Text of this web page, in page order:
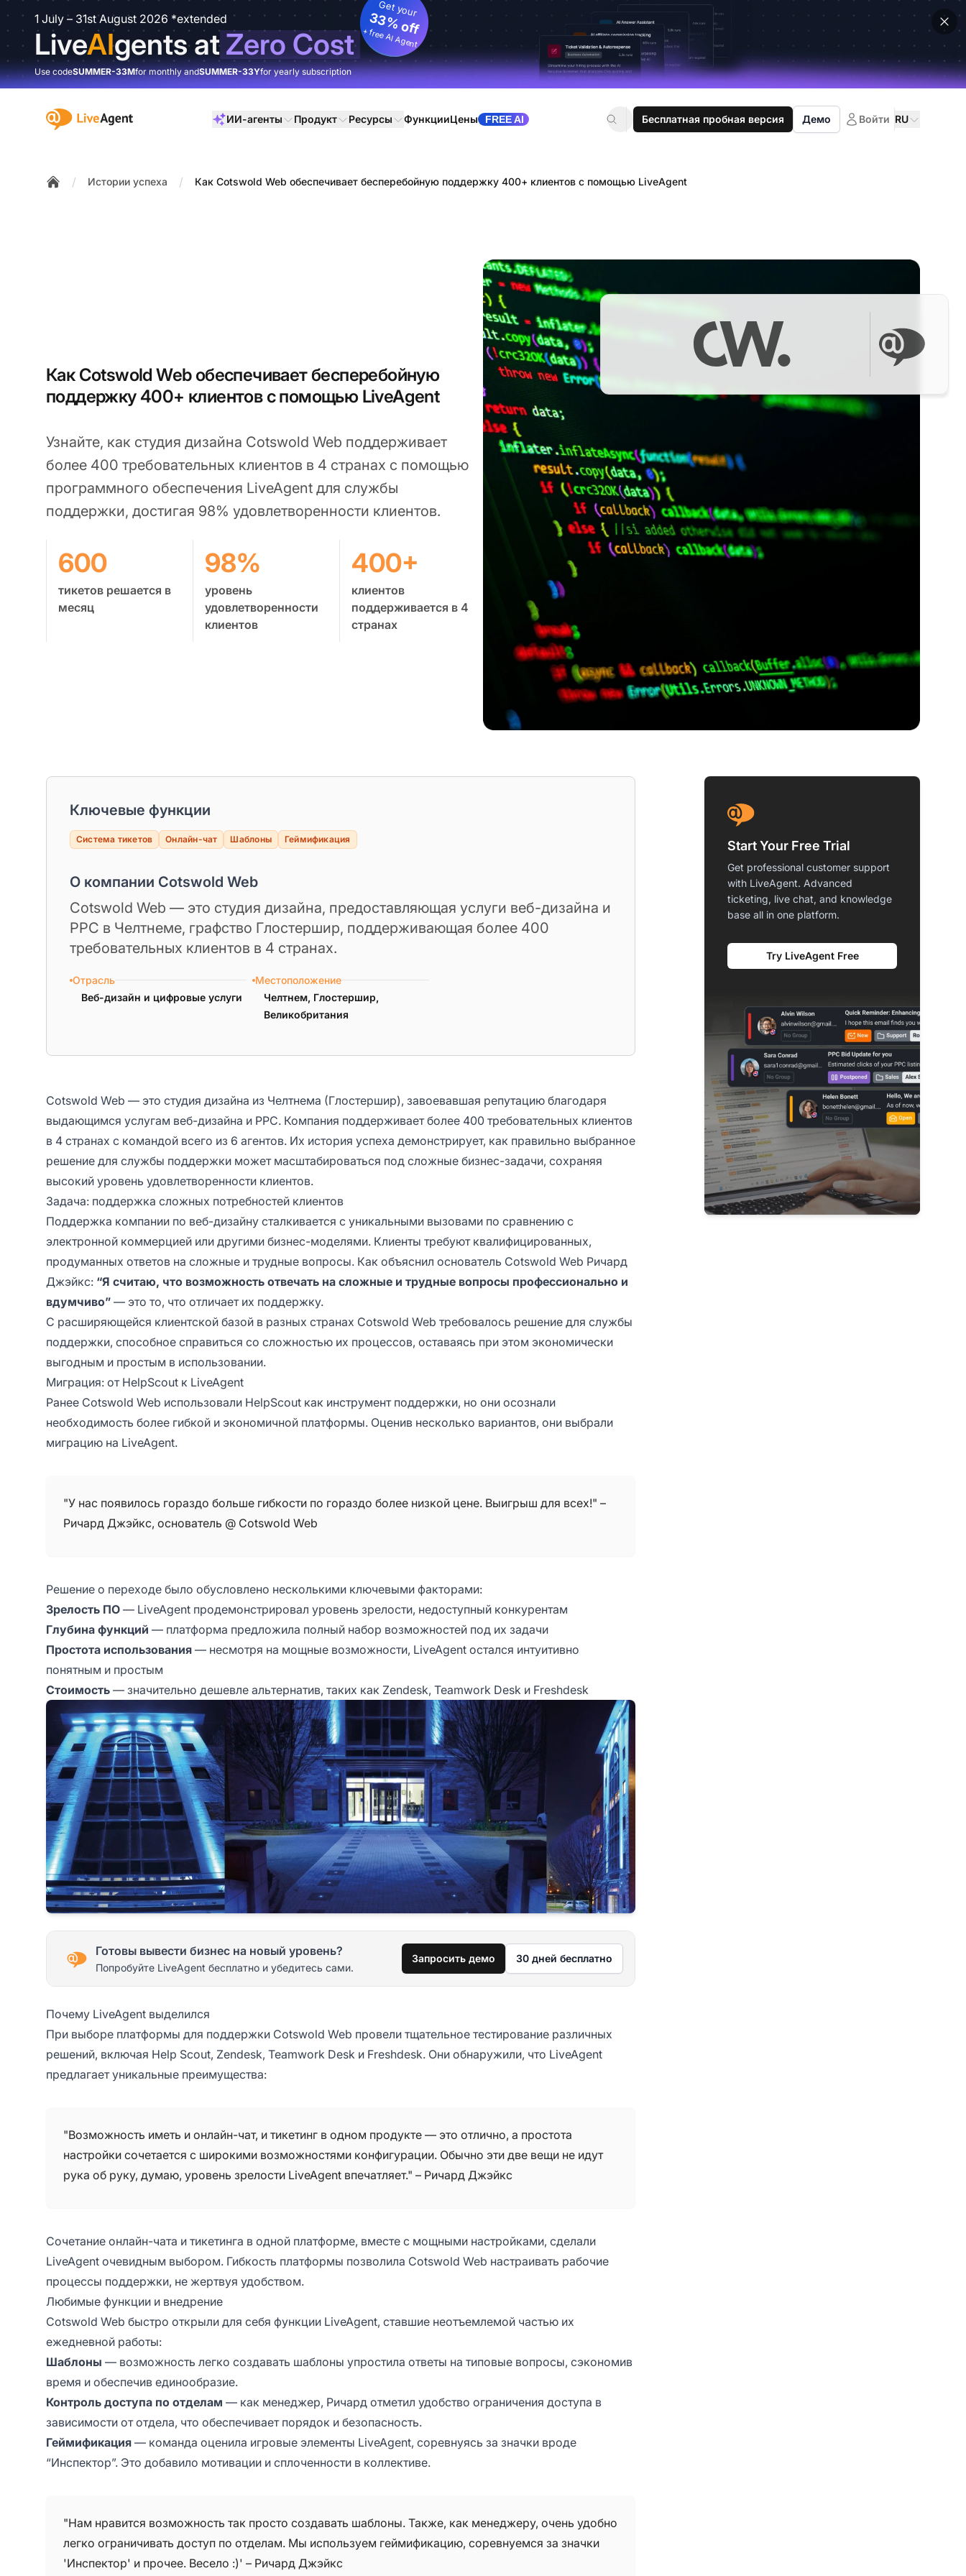
1 July – 31st August 2026 *extended
LiveAIgents atZero Cost
Get your
33% off
+ free AI Agent
Use codeSUMMER-33Mfor monthly andSUMMER-33Yfor yearly subscription
:site.title ИИ-агенты Продукт Ресурсы ФункцииЦены FREE AI Бесплатная пробная версия Демо Войти RU
/ Истории успеха / Как Cotswold Web обеспечивает бесперебойную поддержку 400+ клиентов с помощью LiveAgent
Как Cotswold Web обеспечивает бесперебойную
поддержку 400+ клиентов с помощью LiveAgent
Узнайте, как студия дизайна Cotswold Web поддерживает
более 400 требовательных клиентов в 4 странах с помощью
программного обеспечения LiveAgent для службы
поддержки, достигая 98% удовлетворенности клиентов.
600
тикетов решается в
месяц
98%
уровень
удовлетворенности
клиентов
400+
клиентов
поддерживается в 4
странах
Ключевые функции
Система тикетов Онлайн-чат Шаблоны Геймификация
О компании Cotswold Web
Cotswold Web — это студия дизайна, предоставляющая услуги веб-дизайна и
PPC в Челтнеме, графство Глостершир, поддерживающая более 400
требовательных клиентов в 4 странах.
Отрасль
Веб-дизайн и цифровые услуги
Местоположение
Челтнем, Глостершир,
Великобритания
Cotswold Web — это студия дизайна из Челтнема (Глостершир), завоевавшая репутацию благодаря
выдающимся услугам веб-дизайна и PPC. Компания поддерживает более 400 требовательных клиентов
в 4 странах с командой всего из 6 агентов. Их история успеха демонстрирует, как правильно выбранное
решение для службы поддержки может масштабироваться под сложные бизнес-задачи, сохраняя
высокий уровень удовлетворенности клиентов.
Задача: поддержка сложных потребностей клиентов
Поддержка компании по веб-дизайну сталкивается с уникальными вызовами по сравнению с
электронной коммерцией или другими бизнес-моделями. Клиенты требуют квалифицированных,
продуманных ответов на сложные и трудные вопросы. Как объяснил основатель Cotswold Web Ричард
Джэйкс: “Я считаю, что возможность отвечать на сложные и трудные вопросы профессионально и
вдумчиво” — это то, что отличает их поддержку.
С расширяющейся клиентской базой в разных странах Cotswold Web требовалось решение для службы
поддержки, способное справиться со сложностью их процессов, оставаясь при этом экономически
выгодным и простым в использовании.
Миграция: от HelpScout к LiveAgent
Ранее Cotswold Web использовали HelpScout как инструмент поддержки, но они осознали
необходимость более гибкой и экономичной платформы. Оценив несколько вариантов, они выбрали
миграцию на LiveAgent.
"У нас появилось гораздо больше гибкости по гораздо более низкой цене. Выигрыш для всех!" –
Ричард Джэйкс, основатель @ Cotswold Web
Решение о переходе было обусловлено несколькими ключевыми факторами:
Зрелость ПО — LiveAgent продемонстрировал уровень зрелости, недоступный конкурентам
Глубина функций — платформа предложила полный набор возможностей под их задачи
Простота использования — несмотря на мощные возможности, LiveAgent остался интуитивно
понятным и простым
Стоимость — значительно дешевле альтернатив, таких как Zendesk, Teamwork Desk и Freshdesk
Готовы вывести бизнес на новый уровень?
Попробуйте LiveAgent бесплатно и убедитесь сами.
Запросить демо 30 дней бесплатно
Почему LiveAgent выделился
При выборе платформы для поддержки Cotswold Web провели тщательное тестирование различных
решений, включая Help Scout, Zendesk, Teamwork Desk и Freshdesk. Они обнаружили, что LiveAgent
предлагает уникальные преимущества:
"Возможность иметь и онлайн-чат, и тикетинг в одном продукте — это отлично, а простота
настройки сочетается с широкими возможностями конфигурации. Обычно эти две вещи не идут
рука об руку, думаю, уровень зрелости LiveAgent впечатляет." – Ричард Джэйкс
Сочетание онлайн-чата и тикетинга в одной платформе, вместе с мощными настройками, сделали
LiveAgent очевидным выбором. Гибкость платформы позволила Cotswold Web настраивать рабочие
процессы поддержки, не жертвуя удобством.
Любимые функции и внедрение
Cotswold Web быстро открыли для себя функции LiveAgent, ставшие неотъемлемой частью их
ежедневной работы:
Шаблоны — возможность легко создавать шаблоны упростила ответы на типовые вопросы, сэкономив
время и обеспечив единообразие.
Контроль доступа по отделам — как менеджер, Ричард отметил удобство ограничения доступа в
зависимости от отдела, что обеспечивает порядок и безопасность.
Геймификация — команда оценила игровые элементы LiveAgent, соревнуясь за значки вроде
“Инспектор”. Это добавило мотивации и сплоченности в коллективе.
"Нам нравится возможность так просто создавать шаблоны. Также, как менеджеру, очень удобно
легко ограничивать доступ по отделам. Мы используем геймификацию, соревнуемся за значки
'Инспектор' и прочее. Весело :)' – Ричард Джэйкс
Start Your Free Trial
Get professional customer support
with LiveAgent. Advanced
ticketing, live chat, and knowledge
base all in one platform.
Try LiveAgent Free